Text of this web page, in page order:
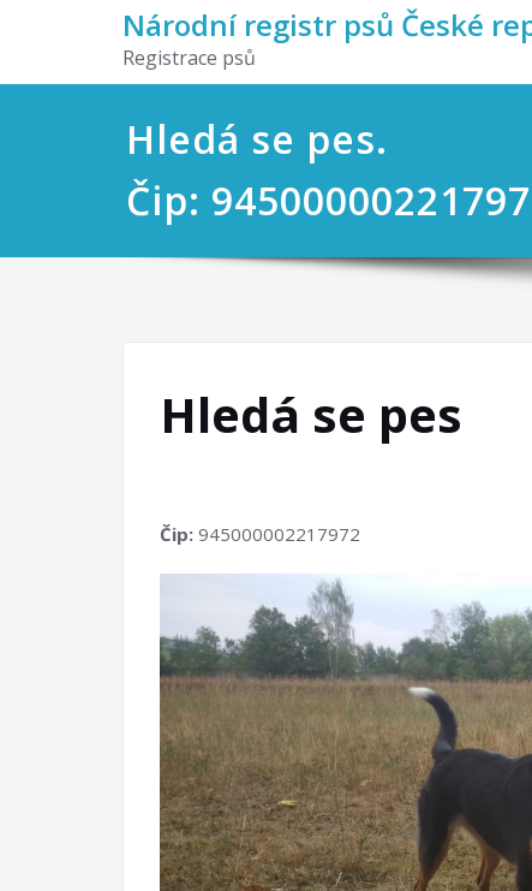
Národní registr psů České
Registrace psů
Hledá se pes.
Čip:
Hledá se pes
Čip: 945000002217972